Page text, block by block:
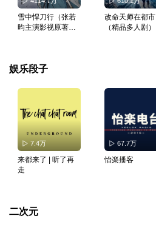
雪中悍刀行（张若
昀主演影视原著）
改命天师在都市
（精品多人剧）
娱乐段子
7.4万
来都来了 | 听了再
走
67.7万
怡楽播客
二次元